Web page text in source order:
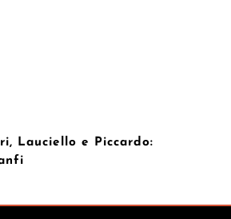
Lauciello e Piccardo: